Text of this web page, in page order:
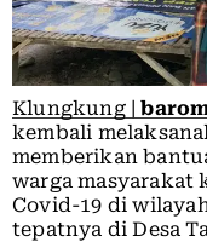
Klungkung |
kembali
memberikan
warga masyarakat
Covid-19 di
tepatnya di Desa